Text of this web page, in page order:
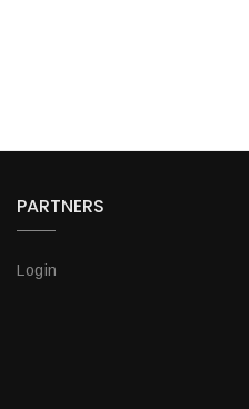
PARTNERS
Login